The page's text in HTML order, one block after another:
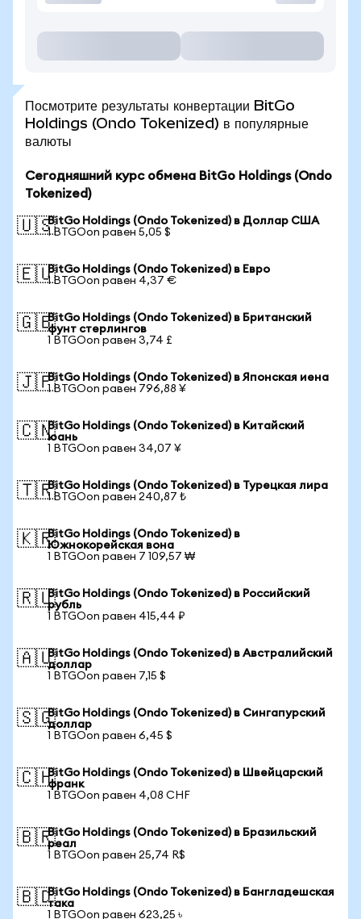
Посмотрите результаты конвертации BitGo
Holdings (Ondo Tokenized) в популярные
валюты
Сегодняшний курс обмена BitGo Holdings (Ondo
Tokenized)
🇺🇸BitGo Holdings (Ondo Tokenized) в Доллар США
1 BTGOon равен 5,05 $
🇪🇺BitGo Holdings (Ondo Tokenized) в Евро
1 BTGOon равен 4,37 €
🇬🇧BitGo Holdings (Ondo Tokenized) в Британский
фунт стерлингов
1 BTGOon равен 3,74 £
🇯🇵BitGo Holdings (Ondo Tokenized) в Японская иена
1 BTGOon равен 796,88 ¥
🇨🇳BitGo Holdings (Ondo Tokenized) в Китайский
юань
1 BTGOon равен 34,07 ¥
🇹🇷BitGo Holdings (Ondo Tokenized) в Турецкая лира
1 BTGOon равен 240,87 ₺
🇰🇷BitGo Holdings (Ondo Tokenized) в
Южнокорейская вона
1 BTGOon равен 7 109,57 ₩
🇷🇺BitGo Holdings (Ondo Tokenized) в Российский
рубль
1 BTGOon равен 415,44 ₽
🇦🇺BitGo Holdings (Ondo Tokenized) в Австралийский
доллар
1 BTGOon равен 7,15 $
🇸🇬BitGo Holdings (Ondo Tokenized) в Сингапурский
доллар
1 BTGOon равен 6,45 $
🇨🇭BitGo Holdings (Ondo Tokenized) в Швейцарский
франк
1 BTGOon равен 4,08 CHF
🇧🇷BitGo Holdings (Ondo Tokenized) в Бразильский
реал
1 BTGOon равен 25,74 R$
🇧🇩BitGo Holdings (Ondo Tokenized) в Бангладешская
така
1 BTGOon равен 623,25 ৳